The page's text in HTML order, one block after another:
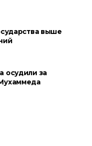
выше
осудили за